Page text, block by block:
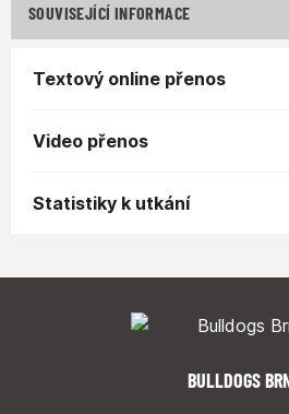
SOUVISEJÍCÍ INFORMACE
Textový online přenos
Video přenos
Statistiky k utkání
BULLDOGS